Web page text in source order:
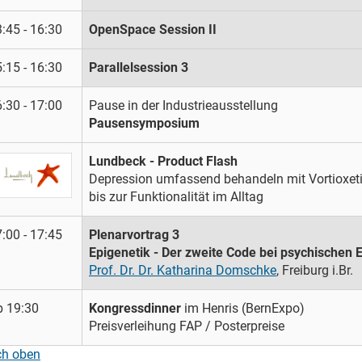
- 16:30 OpenSpace Session II
- 16:30 Parallelsession 3
- 17:00
Pause in der Industrieausstellung
Pausensymposium
Lundbeck - Product Flash
Depression umfassend behandeln mit
bis zur Funktionalität im Alltag
- 17:45
Plenarvortrag 3
Epigenetik - Der zweite Code bei psychischen
Prof. Dr. Dr. Katharina Domschke, Freiburg i.Br.
19:30 Kongressdinner im Henris (BernExpo)
Preisverleihung FAP / Posterpreise
oben